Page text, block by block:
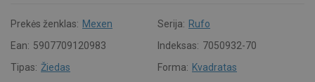
Prekės ženklas: Mexen Serija: Rufo
Ean: 5907709120983 Indeksas: 7050932-70
Tipas: Žiedas Forma: Kvadratas